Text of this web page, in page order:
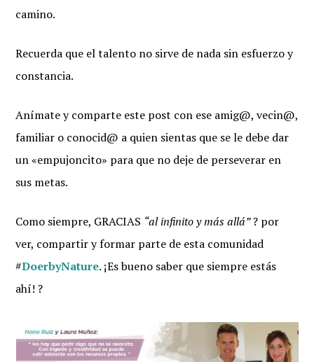
camino.
Recuerda que el talento no sirve de nada sin esfuerzo y
constancia.
Anímate y comparte este post con ese amig@, vecin@,
familiar o conocid@ a quien sientas que se le debe dar
un «empujoncito» para que no deje de perseverar en
sus metas.
Como siempre, GRACIAS “al infinito y más allá”? por
ver, compartir y formar parte de esta comunidad
#DoerbyNature. ¡Es bueno saber que siempre estás
ahí! ?